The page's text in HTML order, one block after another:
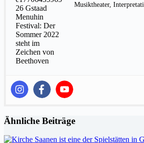
Musiktheater,
Ähnliche Beiträge